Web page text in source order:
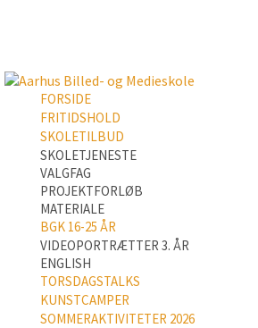
FORSIDE
FRITIDSHOLD
SKOLETILBUD
SKOLETJENESTE
VALGFAG
PROJEKTFORLØB
MATERIALE
BGK 16-25 ÅR
VIDEOPORTRÆTTER 3. ÅR
ENGLISH
TORSDAGSTALKS
KUNSTCAMPER
SOMMERAKTIVITETER 2026